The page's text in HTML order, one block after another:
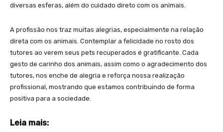
diversas esferas, além do cuidado direto com os animais.
A profissão nos traz muitas alegrias, especialmente na relação
direta com os animais. Contemplar a felicidade no rosto dos
tutores ao verem seus pets recuperados é gratificante. Cada
gesto de carinho dos animais, assim como o agradecimento dos
tutores, nos enche de alegria e reforça nossa realização
profissional, mostrando que estamos contribuindo de forma
positiva para a sociedade.
Leia mais: